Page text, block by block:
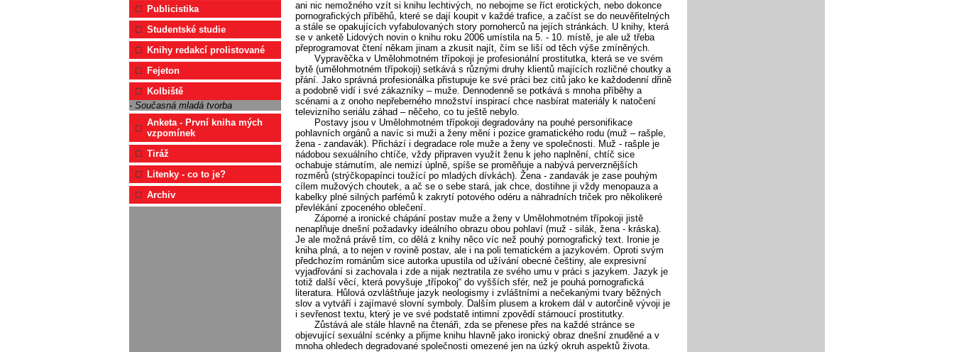
Publicistika
Studentské studie
Knihy redakcí prolistované
Fejeton
Kolbiště
- Současná mladá tvorba
Anketa - První kniha mých
vzpomínek
Tiráž
Litenky - co to je?
Archiv
ani nic nemožného vzít si knihu lechtivých, no nebojme se říct erotických, nebo dokonce
pornografických příběhů, které se dají koupit v každé trafice, a začíst se do neuvěřitelných
a stále se opakujících vyfabulovaných story pornoherců na jejích stránkách. U knihy, která
se v anketě Lidových novin o knihu roku 2006 umístila na 5. - 10. místě, je ale už třeba
přeprogramovat čtení někam jinam a zkusit najít, čím se liší od těch výše zmíněných.
Vypravěčka v Umělohmotném třípokoji je profesionální prostitutka, která se ve svém
bytě (umělohmotném třípokoji) setkává s různými druhy klientů majících rozličné choutky a
přání. Jako správná profesionálka přistupuje ke své práci bez citů jako ke každodenní dřině
a podobně vidí i své zákazníky – muže. Dennodenně se potkává s mnoha příběhy a
scénami a z onoho nepřeberného množství inspirací chce nasbírat materiály k natočení
televizního seriálu záhad – něčeho, co tu ještě nebylo.
Postavy jsou v Umělohmotném třípokoji degradovány na pouhé personifikace
pohlavních orgánů a navíc si muži a ženy mění i pozice gramatického rodu (muž – rašple,
žena - zandavák). Přichází i degradace role muže a ženy ve společnosti. Muž - rašple je
nádobou sexuálního chtíče, vždy připraven využít ženu k jeho naplnění, chtíč sice
ochabuje stárnutím, ale nemizí úplně, spíše se proměňuje a nabývá perverznějších
rozměrů (strýčkopapínci toužící po mladých dívkách). Žena - zandavák je zase pouhým
cílem mužových choutek, a ač se o sebe stará, jak chce, dostihne ji vždy menopauza a
kabelky plné silných parfémů k zakrytí potového odéru a náhradních triček pro několikeré
převlékání zpoceného oblečení.
Záporné a ironické chápání postav muže a ženy v Umělohmotném třípokoji jistě
nenaplňuje dnešní požadavky ideálního obrazu obou pohlaví (muž - silák, žena - kráska).
Je ale možná právě tím, co dělá z knihy něco víc než pouhý pornografický text. Ironie je
kniha plná, a to nejen v rovině postav, ale i na poli tematickém a jazykovém. Oproti svým
předchozím románům sice autorka upustila od užívání obecné češtiny, ale expresivní
vyjadřování si zachovala i zde a nijak neztratila ze svého umu v práci s jazykem. Jazyk je
totiž další věcí, která povyšuje „třípokoj“ do vyšších sfér, než je pouhá pornografická
literatura. Hůlová ozvláštňuje jazyk neologismy i zvláštními a nečekanými tvary běžných
slov a vytváří i zajímavé slovní symboly. Dalším plusem a krokem dál v autorčině vývoji je
i sevřenost textu, který je ve své podstatě intimní zpovědí stárnoucí prostitutky.
Zůstává ale stále hlavně na čtenáři, zda se přenese přes na každé stránce se
objevující sexuální scénky a přijme knihu hlavně jako ironický obraz dnešní znuděné a v
mnoha ohledech degradované společnosti omezené jen na úzký okruh aspektů života.